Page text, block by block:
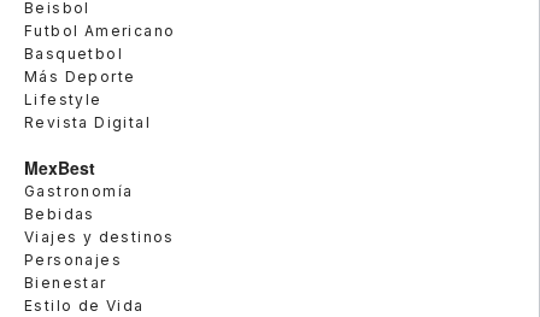
Beisbol
Futbol Americano
Basquetbol
Más Deporte
Lifestyle
Revista Digital
MexBest
Gastronomía
Bebidas
Viajes y destinos
Personajes
Bienestar
Estilo de Vida